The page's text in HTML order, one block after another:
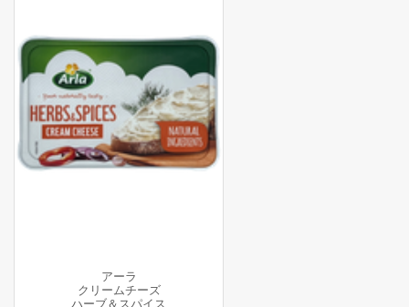
アーラ
クリームチーズ
ハーブ＆スパイス